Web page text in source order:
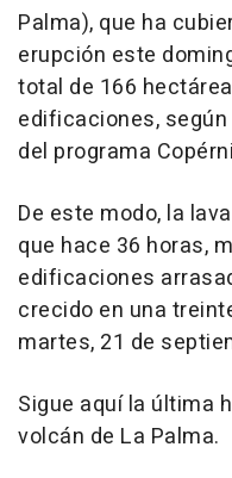
Palma), que ha
erupción este
total de 166
edificaciones,
del programa
De este modo, la
que hace 36 horas,
edificaciones
crecido en una
martes, 21 de
Sigue aquí la última
volcán de La Palma.